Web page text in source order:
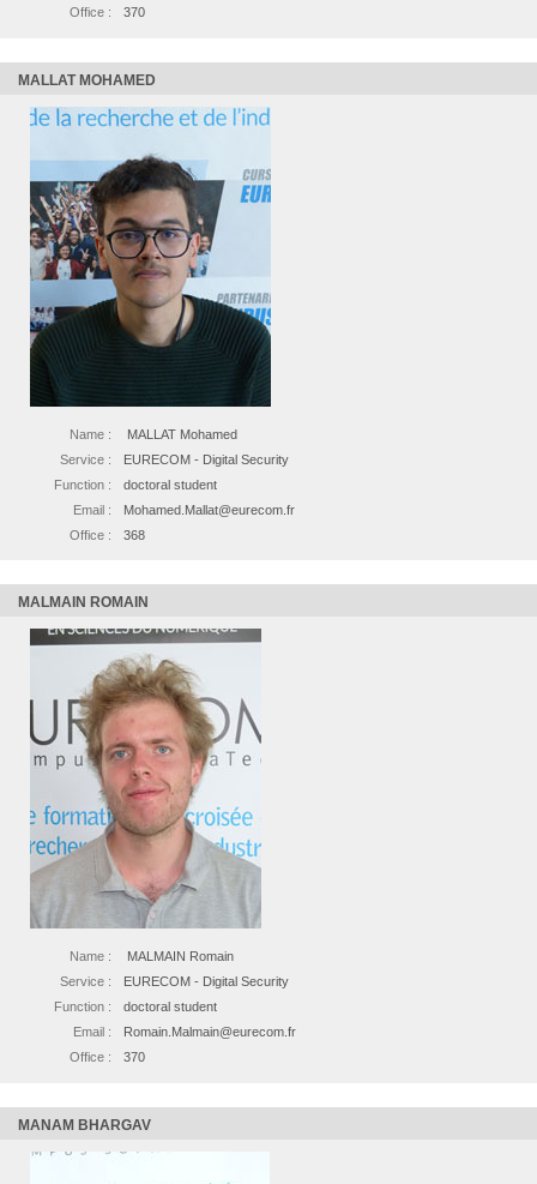
Office :
370
MALLAT MOHAMED
Name :
MALLAT Mohamed
Service :
EURECOM - Digital Security
Function :
doctoral student
Email :
Mohamed.Mallat@eurecom.fr
Office :
368
MALMAIN ROMAIN
Name :
MALMAIN Romain
Service :
EURECOM - Digital Security
Function :
doctoral student
Email :
Romain.Malmain@eurecom.fr
Office :
370
MANAM BHARGAV